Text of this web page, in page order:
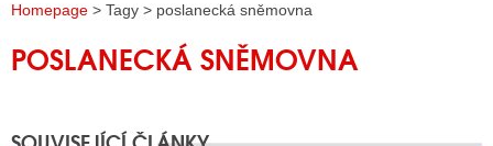
INTERNET
TISK
Homepage > Tagy > poslanecká sněmovna
POSLANECKÁ SNĚMOVNA